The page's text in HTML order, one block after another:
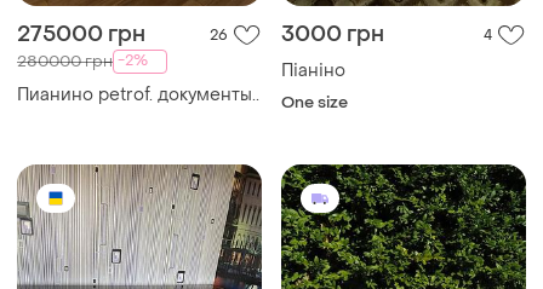
275000 грн 26
280000 грн -2%
Пианино petrof. документы..
3000 грн 4
Піаніно
One size